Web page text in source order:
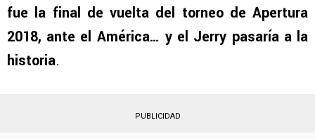
fue la final de vuelta del torneo de Apertura
2018, ante el América… y el Jerry pasaría a la
historia.
PUBLICIDAD